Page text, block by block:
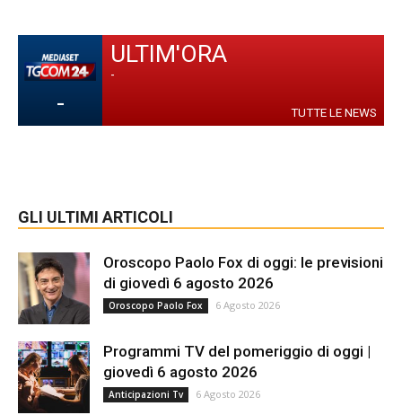
-
ULTIM'ORA
-
TUTTE LE NEWS
GLI ULTIMI ARTICOLI
Oroscopo Paolo Fox di oggi: le previsioni
di giovedì 6 agosto 2026
Oroscopo Paolo Fox 6 Agosto 2026
Programmi TV del pomeriggio di oggi |
giovedì 6 agosto 2026
Anticipazioni Tv 6 Agosto 2026